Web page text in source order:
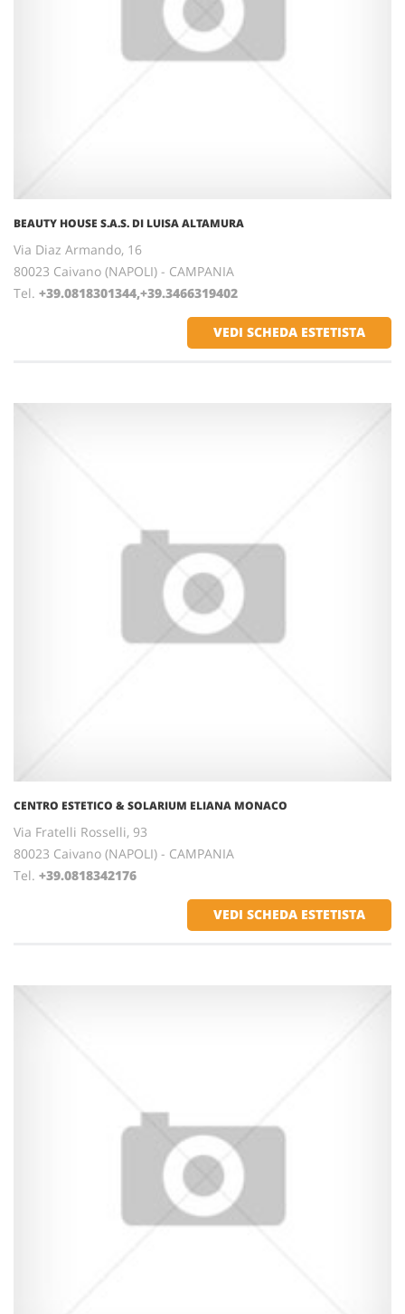
BEAUTY HOUSE S.A.S. DI LUISA ALTAMURA
Via Diaz Armando, 16
80023 Caivano (NAPOLI) - CAMPANIA
Tel. +39.0818301344,+39.3466319402
VEDI SCHEDA ESTETISTA
CENTRO ESTETICO & SOLARIUM ELIANA MONACO
Via Fratelli Rosselli, 93
80023 Caivano (NAPOLI) - CAMPANIA
Tel. +39.0818342176
VEDI SCHEDA ESTETISTA